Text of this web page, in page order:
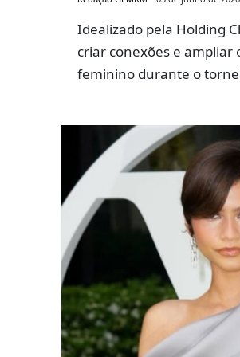
Idealizado pela Holding
criar conexões e ampliar
feminino durante o